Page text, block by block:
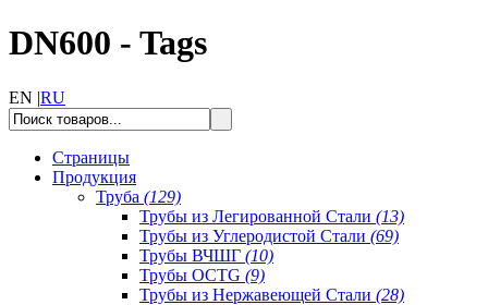
DN600 - Tags
EN |RU
Страницы
Продукция
Труба (129)
Трубы из Легированной Стали (13)
Трубы из Углеродистой Стали (69)
Трубы ВЧШГ (10)
Трубы OCTG (9)
Трубы из Нержавеющей Стали (28)